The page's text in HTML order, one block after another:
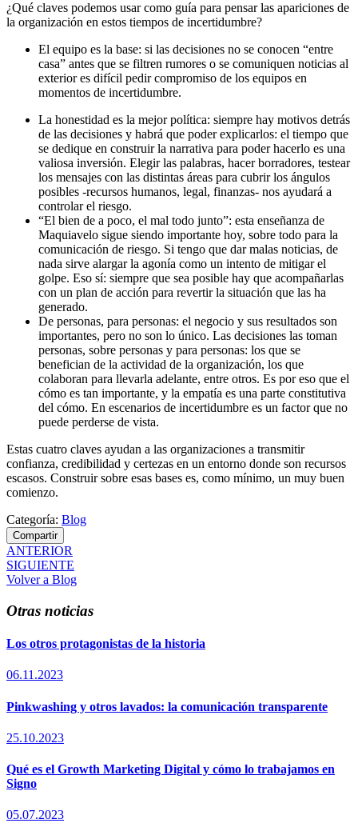
¿Qué claves podemos usar como guía para pensar las apariciones de
la organización en estos tiempos de incertidumbre?
El equipo es la base: si las decisiones no se conocen “entre
casa” antes que se filtren rumores o se comuniquen noticias al
exterior es difícil pedir compromiso de los equipos en
momentos de incertidumbre.
La honestidad es la mejor política: siempre hay motivos detrás
de las decisiones y habrá que poder explicarlos: el tiempo que
se dedique en construir la narrativa para poder hacerlo es una
valiosa inversión. Elegir las palabras, hacer borradores, testear
los mensajes con las distintas áreas para cubrir los ángulos
posibles -recursos humanos, legal, finanzas- nos ayudará a
controlar el riesgo.
“El bien de a poco, el mal todo junto”: esta enseñanza de
Maquiavelo sigue siendo importante hoy, sobre todo para la
comunicación de riesgo. Si tengo que dar malas noticias, de
nada sirve alargar la agonía como un intento de mitigar el
golpe. Eso sí: siempre que sea posible hay que acompañarlas
con un plan de acción para revertir la situación que las ha
generado.
De personas, para personas: el negocio y sus resultados son
importantes, pero no son lo único. Las decisiones las toman
personas, sobre personas y para personas: los que se
benefician de la actividad de la organización, los que
colaboran para llevarla adelante, entre otros. Es por eso que el
cómo es tan importante, y la empatía es una parte constitutiva
del cómo. En escenarios de incertidumbre es un factor que no
puede perderse de vista.
Estas cuatro claves ayudan a las organizaciones a transmitir
confianza, credibilidad y certezas en un entorno donde son recursos
escasos. Construir sobre esas bases es, como mínimo, un muy buen
comienzo.
Categoría: Blog
Compartir
ANTERIOR
SIGUIENTE
Volver a Blog
Otras noticias
Los otros protagonistas de la historia
06.11.2023
Pinkwashing y otros lavados: la comunicación transparente
25.10.2023
Qué es el Growth Marketing Digital y cómo lo trabajamos en
Signo
05.07.2023